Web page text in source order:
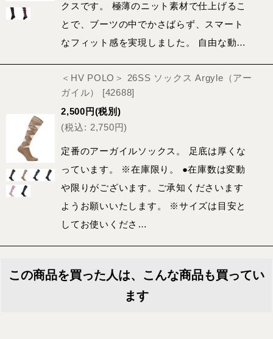
クスです。 極薄のニット素材で仕上げるこ
とで、ブーツの中でかさばらず、スマート
なフィット感を実現しました。 自由な動…
＜HV POLO＞ 26SS ソックス Argyle（アー
ガイル）
[42688]
2,500 円(税別)
(税込: 2,750円)
定番のアーガイルソックス。 足底は厚くな
っています。 ※在庫限り。 ●在庫数は変動
や限りがございます。ご承知くださいます
ようお願いいたします。 ※サイズは目安と
してお使いくださ…
この商品を買った人は、こんな商品も買ってい
ます